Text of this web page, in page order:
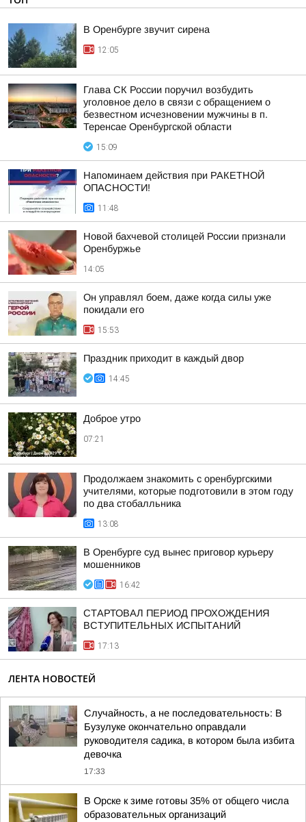
В Оренбурге звучит сирена
12:05
Глава СК России поручил возбудить
уголовное дело в связи с обращением о
безвестном исчезновении мужчины в п.
Теренсае Оренбургской области
15:09
Напоминаем действия при РАКЕТНОЙ
ОПАСНОСТИ!
11:48
Новой бахчевой столицей России признали
Оренбуржье
14:05
Он управлял боем, даже когда силы уже
покидали его
15:53
Праздник приходит в каждый двор
14:45
Доброе утро
07:21
Продолжаем знакомить с оренбургскими
учителями, которые подготовили в этом году
по два стобалльника
13:08
В Оренбурге суд вынес приговор курьеру
мошенников
16:42
СТАРТОВАЛ ПЕРИОД ПРОХОЖДЕНИЯ
ВСТУПИТЕЛЬНЫХ ИСПЫТАНИЙ
17:13
ЛЕНТА НОВОСТЕЙ
Случайность, а не последовательность: В
Бузулуке окончательно оправдали
руководителя садика, в котором была избита
девочка
17:33
В Орске к зиме готовы 35% от общего числа
образовательных организаций